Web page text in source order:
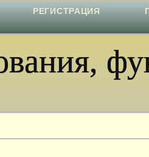
РЕГИСТРАЦИЯ